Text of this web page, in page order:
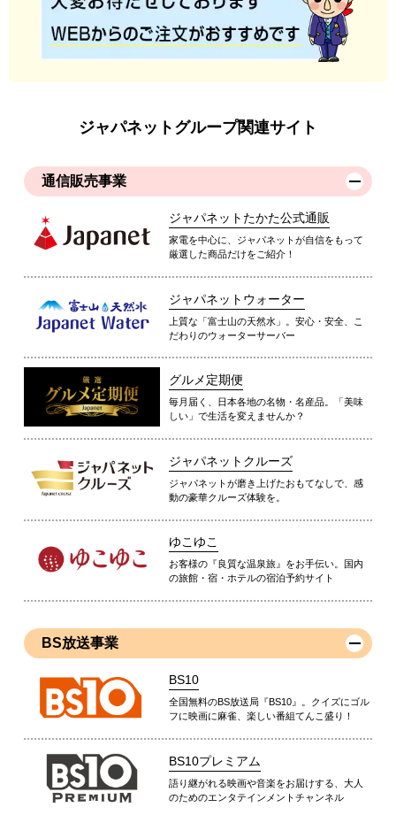
ジャパネットグループ関連サイト
通信販売事業
ジャパネットたかた公式通販
家電を中心に、ジャパネットが自信をもって
厳選した商品だけをご紹介！
ジャパネットウォーター
上質な「富士山の天然水」。安心・安全、こ
だわりのウォーターサーバー
グルメ定期便
毎月届く、日本各地の名物・名産品。「美味
しい」で生活を変えませんか？
ジャパネットクルーズ
ジャパネットが磨き上げたおもてなしで、感
動の豪華クルーズ体験を。
ゆこゆこ
お客様の『良質な温泉旅』をお手伝い。国内
の旅館・宿・ホテルの宿泊予約サイト
BS放送事業
BS10
全国無料のBS放送局『BS10』。クイズにゴル
フに映画に麻雀、楽しい番組てんこ盛り！
BS10プレミアム
語り継がれる映画や音楽をお届けする、大人
のためのエンタテインメントチャンネル